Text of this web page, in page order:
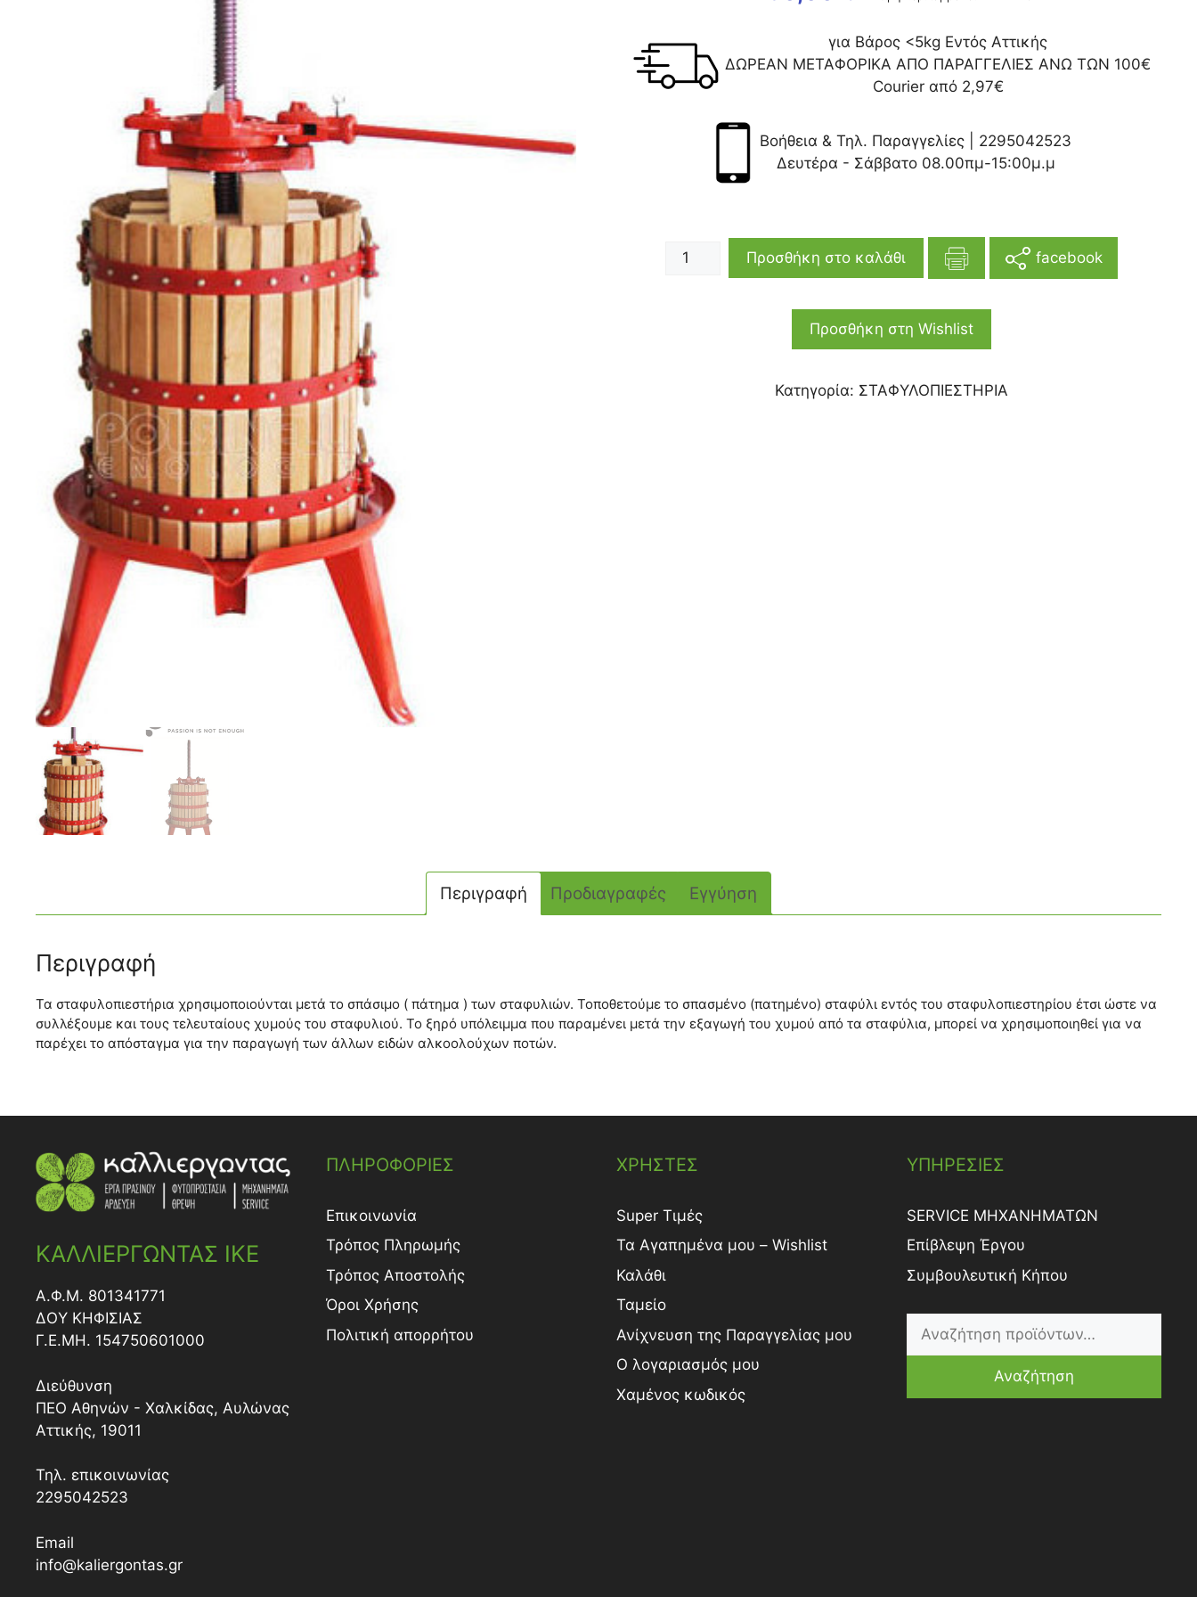
για Βάρος <5kg Εντός Αττικής
ΔΩΡΕΑΝ ΜΕΤΑΦΟΡΙΚΑ ΑΠΟ ΠΑΡΑΓΓΕΛΙΕΣ ΑΝΩ ΤΩΝ 100€
Courier από 2,97€
Βοήθεια & Τηλ. Παραγγελίες | 2295042523
Δευτέρα - Σάββατο 08.00πμ-15:00μ.μ
Προσθήκη στο καλάθι facebook
Προσθήκη στη Wishlist
Κατηγορία: ΣΤΑΦΥΛΟΠΙΕΣΤΗΡΙΑ
Περιγραφή Προδιαγραφές Εγγύηση
Περιγραφή
Τα σταφυλοπιεστήρια χρησιμοποιούνται μετά το σπάσιμο ( πάτημα ) των σταφυλιών. Τοποθετούμε το σπασμένο (πατημένο) σταφύλι εντός του σταφυλοπιεστηρίου έτσι ώστε να
συλλέξουμε και τους τελευταίους χυμούς του σταφυλιού. Το ξηρό υπόλειμμα που παραμένει μετά την εξαγωγή του χυμού από τα σταφύλια, μπορεί να χρησιμοποιηθεί για να
παρέχει το απόσταγμα για την παραγωγή των άλλων ειδών αλκοολούχων ποτών.
ΚΑΛΛΙΕΡΓΩΝΤΑΣ ΙΚΕ
Α.Φ.Μ. 801341771
ΔΟY ΚΗΦΙΣΙΑΣ
Γ.Ε.ΜΗ. 154750601000
Διεύθυνση
ΠΕΟ Αθηνών - Χαλκίδας, Αυλώνας
Αττικής, 19011
Τηλ. επικοινωνίας
2295042523
Email
info@kaliergontas.gr
ΠΛΗΡΟΦΟΡΙΕΣ
Επικοινωνία
Τρόπος Πληρωμής
Τρόπος Aποστολής
Όροι Χρήσης
Πολιτική απορρήτου
ΧΡΗΣΤΕΣ
Super Τιμές
Τα Αγαπημένα μου – Wishlist
Καλάθι
Ταμείο
Ανίχνευση της Παραγγελίας μου
Ο λογαριασμός μου
Χαμένος κωδικός
ΥΠΗΡΕΣΙΕΣ
SERVICE ΜΗΧΑΝΗΜΑΤΩΝ
Επίβλεψη Έργου
Συμβουλευτική Κήπου
Αναζήτηση